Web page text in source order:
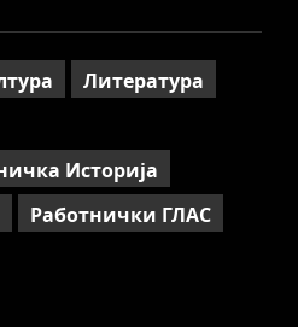
е предвремено
а не
на пензиската
2026 0
Литература
Историја
Работнички ГЛАС